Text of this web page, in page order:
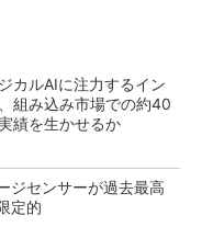
カルAIに注力するイン
組み込み市場での約40
績を生かせるか
ジセンサーが過去最高
定的